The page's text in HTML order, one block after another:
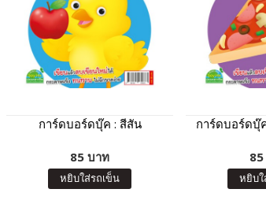
การ์ดบอร์ดบุ๊ค : สีสัน
85 บาท
หยิบใส่รถเข็น
การ์ดบอร์ดบุ๊
หยิบใ